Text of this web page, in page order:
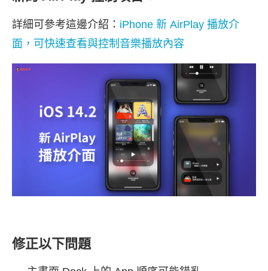
詳細可參考這邊介紹： iPhone 新 AirPlay 播放介
面，可快速查看與控制音樂播放內容
修正以下問題